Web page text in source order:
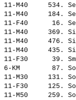
11-M40     534.
11-M40     184.
11-F40      16.
11-M40     369.
11-M40     476.
11-M40     435.
11-F30      39.
6-KM        87.
11-M30     131.
11-F30     125.
11-M50     259.